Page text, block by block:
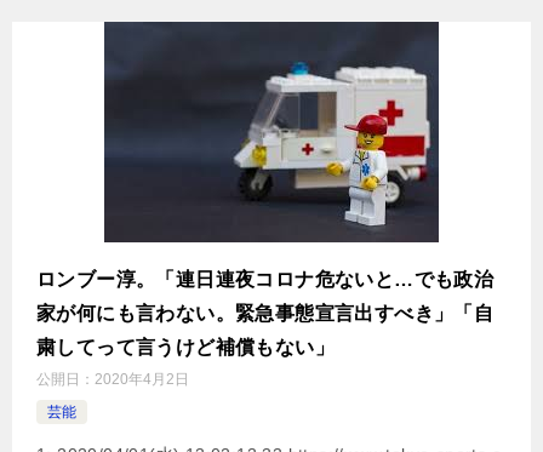
ロンブー淳。「連日連夜コロナ危ないと…でも政治
家が何にも言わない。緊急事態宣言出すべき」「自
粛してって言うけど補償もない」
公開日： 2020年4月2日
芸能